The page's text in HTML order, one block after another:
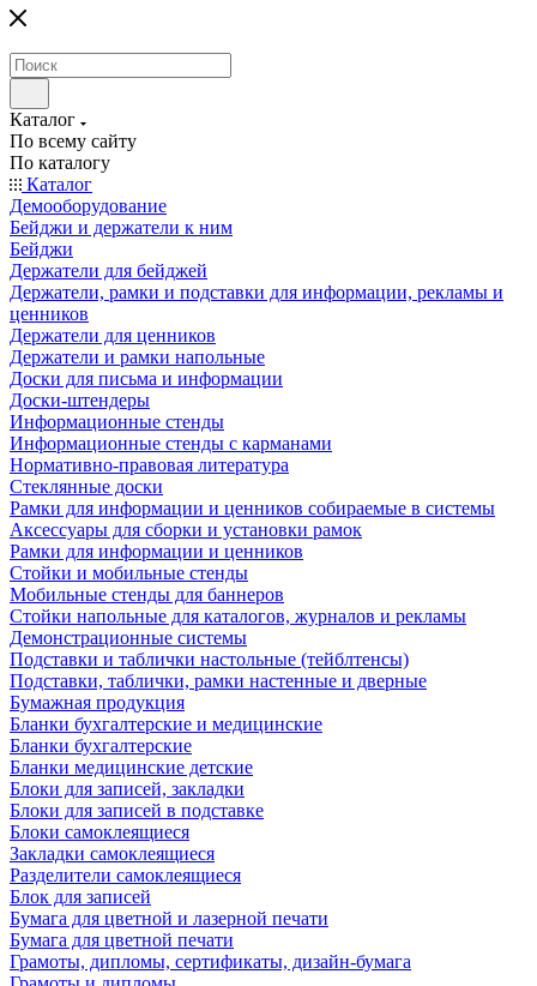
Каталог
По всему сайту
По каталогу
Каталог
Демооборудование
Бейджи и держатели к ним
Бейджи
Держатели для бейджей
Держатели, рамки и подставки для информации, рекламы и
ценников
Держатели для ценников
Держатели и рамки напольные
Доски для письма и информации
Доски-штендеры
Информационные стенды
Информационные стенды с карманами
Нормативно-правовая литература
Стеклянные доски
Рамки для информации и ценников собираемые в системы
Аксессуары для сборки и установки рамок
Рамки для информации и ценников
Стойки и мобильные стенды
Мобильные стенды для баннеров
Стойки напольные для каталогов, журналов и рекламы
Демонстрационные системы
Подставки и таблички настольные (тейблтенсы)
Подставки, таблички, рамки настенные и дверные
Бумажная продукция
Бланки бухгалтерские и медицинские
Бланки бухгалтерские
Бланки медицинские детские
Блоки для записей, закладки
Блоки для записей в подставке
Блоки самоклеящиеся
Закладки самоклеящиеся
Разделители самоклеящиеся
Блок для записей
Бумага для цветной и лазерной печати
Бумага для цветной печати
Грамоты, дипломы, сертификаты, дизайн-бумага